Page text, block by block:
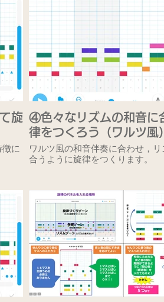
旋
に
④色々なリズムの和音に
律をつくろう（ワルツ風）
ワルツ風の和音伴奏に合わせ，リ
合うように旋律をつくります。